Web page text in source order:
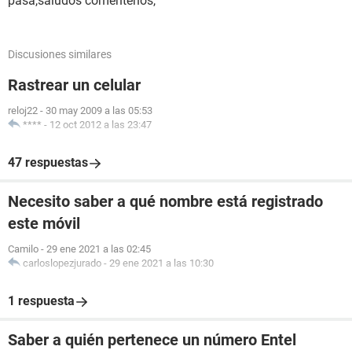
Discusiones similares
Rastrear un celular
reloj22 - 30 may 2009 a las 05:53
**** - 12 oct 2012 a las 23:47
47 respuestas
Necesito saber a qué nombre está registrado
este móvil
Camilo - 29 ene 2021 a las 02:45
carloslopezjurado - 29 ene 2021 a las 10:30
1 respuesta
Saber a quién pertenece un número Entel